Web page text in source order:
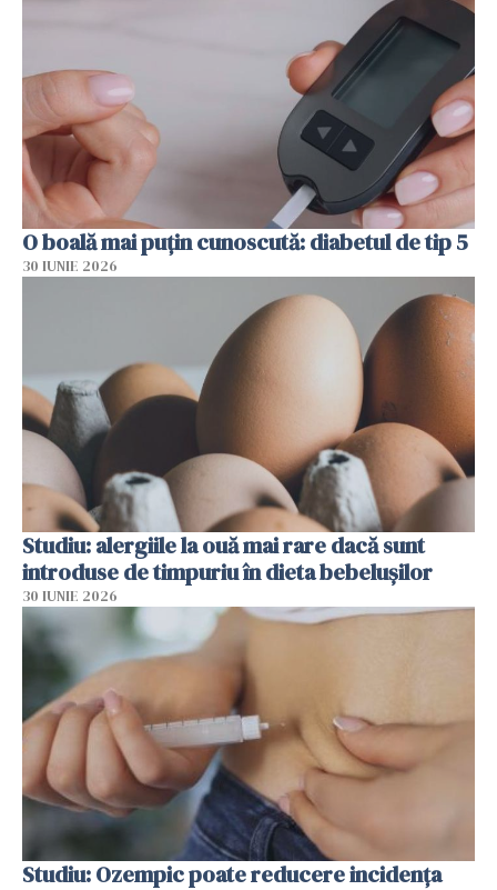
O boală mai puțin cunoscută: diabetul de tip 5
30 IUNIE 2026
Studiu: alergiile la ouă mai rare dacă sunt
introduse de timpuriu în dieta bebelușilor
30 IUNIE 2026
Studiu: Ozempic poate reducere incidența